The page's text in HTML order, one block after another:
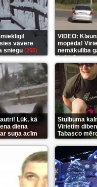
vāvere
sniegu (255)
VIDEO:
mopēda!
nemākulība
beidzās ar
(289)
Lūk, kā
diena
suņa acīm
Stulbuma
Vīrietim
Tabasco
(7)